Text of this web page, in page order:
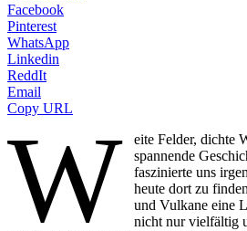
Facebook
Pinterest
WhatsApp
Linkedin
ReddIt
Email
Copy URL
W
eite Felder, dichte
spannende
faszinierte uns
heute dort zu
und Vulkane eine
nicht nur vielfältig